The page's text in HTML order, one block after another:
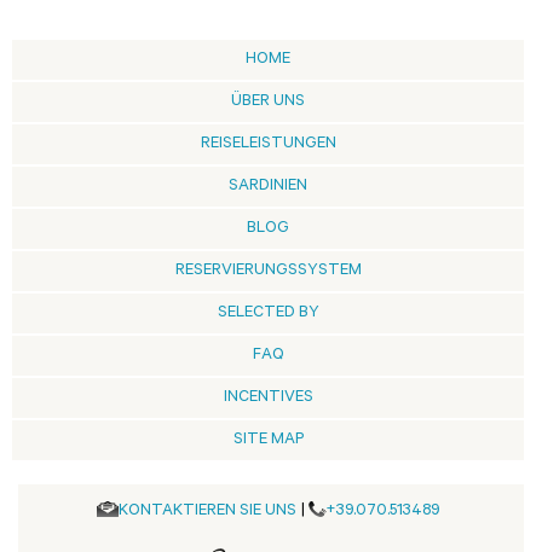
HOME
ÜBER UNS
REISELEISTUNGEN
SARDINIEN
BLOG
RESERVIERUNGSSYSTEM
SELECTED BY
FAQ
INCENTIVES
SITE MAP
KONTAKTIEREN SIE UNS | +39.070.513489